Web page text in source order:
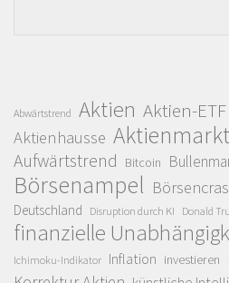
Abwärtstrend Aktien Aktien-ETF
Aktienhausse Aktienmarkt
Aufwärtstrend Bitcoin
Börsenampel
Deutschland Disruption durch KI Donald
finanzielle
Ichimoku-Indikator Inflation investieren